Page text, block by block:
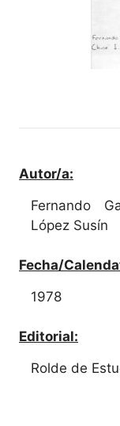
Autor/a:
Fernando
López Susín
Fecha/
1978
Editorial:
Rolde de